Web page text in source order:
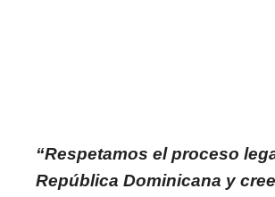
“Respetamos el proceso
República Dominicana y